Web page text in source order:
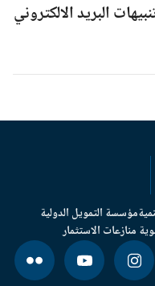
البريد الالكتروني
مؤسسة التمويل الدولية
الاستثمار